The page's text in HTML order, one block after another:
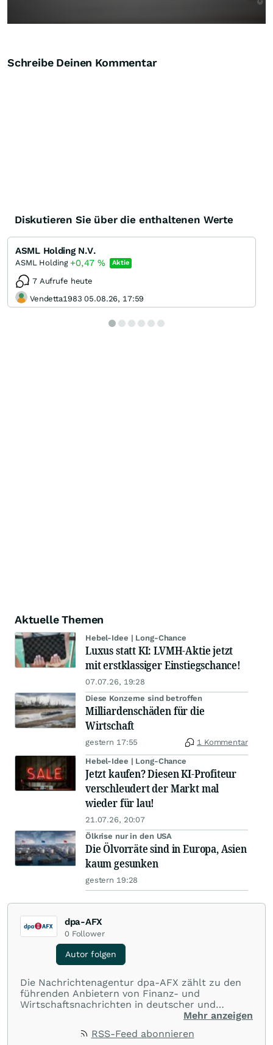
Schreibe Deinen Kommentar
Diskutieren Sie über die enthaltenen Werte
ASML Holding N.V.
ASML Holding +0,47 % Aktie
7 Aufrufe heute
Vendetta1983 05.08.26, 17:59
Aktuelle Themen
Hebel-Idee | Long-Chance
Luxus statt KI: LVMH-Aktie jetzt
mit erstklassiger Einstiegschance!
07.07.26, 19:28
Diese Konzerne sind betroffen
Milliardenschäden für die
Wirtschaft
gestern 17:55 1 Kommentar
Hebel-Idee | Long-Chance
Jetzt kaufen? Diesen KI-Profiteur
verschleudert der Markt mal
wieder für lau!
21.07.26, 20:07
Ölkrise nur in den USA
Die Ölvorräte sind in Europa, Asien
kaum gesunken
gestern 19:28
dpa-AFX
0 Follower
Autor folgen
Die Nachrichtenagentur dpa-AFX zählt zu den
führenden Anbietern von Finanz- und
Wirtschaftsnachrichten in deutscher und
englischer Sprache. Gestützt auf ein
dpa-AFX unabhängig, zuverlässig und schnell
Mehr anzeigen
RSS-Feed abonnieren